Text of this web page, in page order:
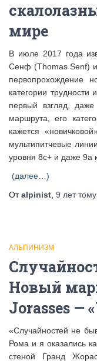
мире
В июле 2017 года
Сенф (Thomas Senf)
первопрохождение
категории
первый взгляд,
маршрута, его
кажется
мультипитчевые
уровня 8с+ и даже 9а
(далее…)
Отalpinist 9 леттому
АЛЬПИНИЗМ
Новый
Jorasses —
«Случайностей не
Рома и я оказались
стеной Гранд